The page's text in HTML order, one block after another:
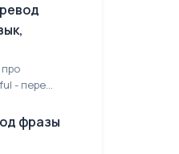
- пере...
фразы